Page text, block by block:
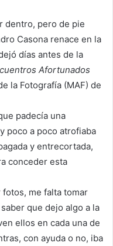
dentro, pero de pie
Casona renace en la
días antes de la
Afortunados
la Fotografía (MAF) de
padecía una
poco a poco atrofiaba
y entrecortada,
conceder esta
me falta tomar
que dejo algo a la
ellos en cada una de
con ayuda o no, iba